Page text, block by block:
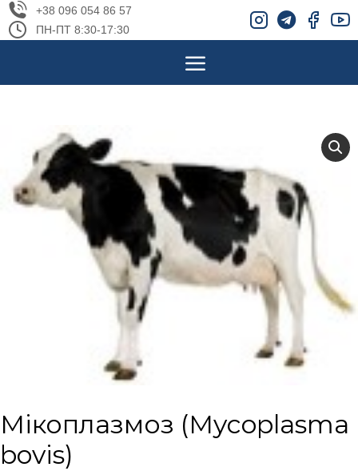
+38 096 054 86 57
ПН-ПТ 8:30-17:30
Мікоплазмоз (Mycoplasma
bovis)